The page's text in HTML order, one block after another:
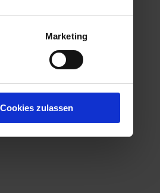
Marketing
Cookies zulassen